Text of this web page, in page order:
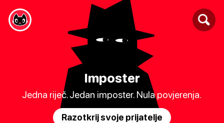
Imposter
Jedna riječ. Jedan imposter. Nula povjerenja.
Razotkrij svoje prijatelje